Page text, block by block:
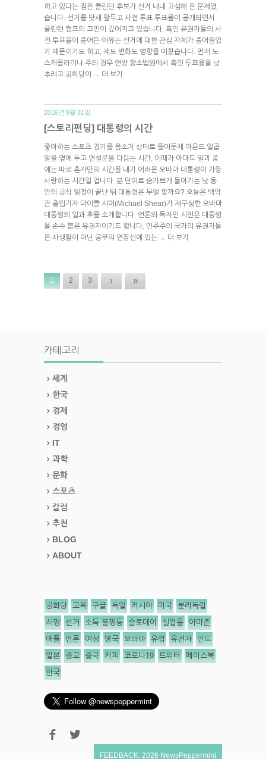
하고 있다는 점은 클린턴 후보가 선거 내내 고심해 온 문제였
습니다. 선거를 닷새 앞두고 사전 투표 투표율이 공개되면서
클린턴 캠프의 고민이 깊어지고 있습니다. 흑인 유권자들의 사
전 투표율이 줄어든 이유는 선거에 대한 관심 자체가 줄어들었
기 때문이기도 하고, 제도 변화도 영향을 미쳤습니다. 먼저 노
스캐롤라이나 주의 경우 연방 항소법원에서 흑인 투표율을 낮
추려고 공화당이
→ 더 보기
2016년 8월 31일.
[스토리펀딩] 대통령의 시간
좋아하는 스포츠 경기를 음소거 상태로 틀어둔채 아몬드 일곱
알을 옆에 두고 연설문을 다듬는 시간. 이때가 아마도 일과 중
에는 따로 혼자만의 시간을 내기 어려운 오바마 대통령이 가장
사랑하는 시간일 겁니다. 분 단위로 숨가쁘게 돌아가는 낮 동
안의 공식 일정이 끝난 뒤 대통령은 무얼 할까요? 오늘은 백악
관 출입기자 마이클 시어(Michael Shear)가 재구성한 오바마
대통령의 일과 후를 소개합니다. 언론의 독자인 시민은 대통령
을 손수 뽑은 유권자이기도 합니다. 민주주의 국가의 유권자들
은 사생활이 아닌 공무의 연장선에 있는 → 더 보기
1 2 3 › »
카테고리
세계
한국
경제
경영
IT
과학
문화
스포츠
칼럼
추천
BLOG
ABOUT
공화당 교육 구글 독일 러시아 미국 분리독립
서평 선거 소득 불평등 슬로데이 실업률 아마존
애플 언론 여성 영국 오바마 유럽 유전자 인도
일본 종교 중국 커피 코로나19 트위터 페이스북
한국
FEEDBACK 2026 NewsPeppermint